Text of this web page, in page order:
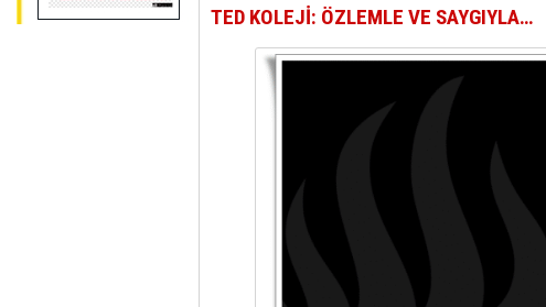
TED KOLEJİ: ÖZLEMLE VE SAYGIYLA…